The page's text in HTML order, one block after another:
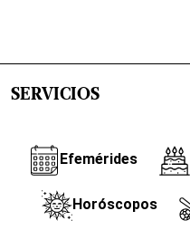
SERVICIOS
Efemérides
Horóscopos